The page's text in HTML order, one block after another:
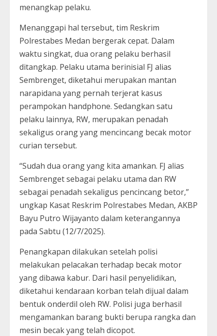
menangkap pelaku.
Menanggapi hal tersebut, tim Reskrim
Polrestabes Medan bergerak cepat. Dalam
waktu singkat, dua orang pelaku berhasil
ditangkap. Pelaku utama berinisial FJ alias
Sembrenget, diketahui merupakan mantan
narapidana yang pernah terjerat kasus
perampokan handphone. Sedangkan satu
pelaku lainnya, RW, merupakan penadah
sekaligus orang yang mencincang becak motor
curian tersebut.
“Sudah dua orang yang kita amankan. FJ alias
Sembrenget sebagai pelaku utama dan RW
sebagai penadah sekaligus pencincang betor,”
ungkap Kasat Reskrim Polrestabes Medan, AKBP
Bayu Putro Wijayanto dalam keterangannya
pada Sabtu (12/7/2025).
Penangkapan dilakukan setelah polisi
melakukan pelacakan terhadap becak motor
yang dibawa kabur. Dari hasil penyelidikan,
diketahui kendaraan korban telah dijual dalam
bentuk onderdil oleh RW. Polisi juga berhasil
mengamankan barang bukti berupa rangka dan
mesin becak yang telah dicopot.